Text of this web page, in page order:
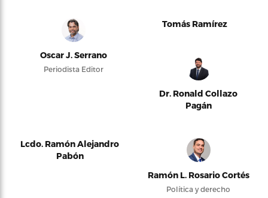
Oscar J. Serrano
Periodista Editor
Tomás Ramírez
Dr. Ronald Collazo
Pagán
Lcdo. Ramón Alejandro
Pabón
Ramón L. Rosario Cortés
Política y derecho